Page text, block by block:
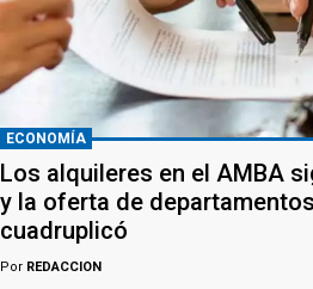
ECONOMÍA
Los alquileres en el AMBA
y la oferta de
cuadruplicó
Por REDACCION